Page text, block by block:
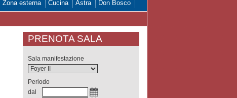
Zona esterna Cucina Astra
Don Bosco
PRENOTA SALA
Sala manifestazione
Periodo
dal